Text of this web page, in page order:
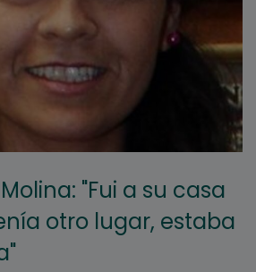
"Fui a su casa
otro lugar, estaba